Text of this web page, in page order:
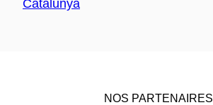
NOS PARTENAIRES